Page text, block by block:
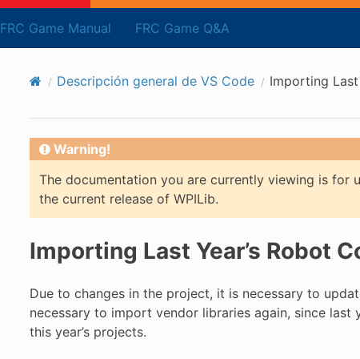
FRC Game Manual FRC Game Q&A
Descripción general de VS Code Importing Last
Warning!
The documentation you are currently viewing is for
the current release of WPILib.
Importing Last Year’s Robot
Due to changes in the project, it is necessary to
necessary to import vendor libraries again, since
this year’s projects.